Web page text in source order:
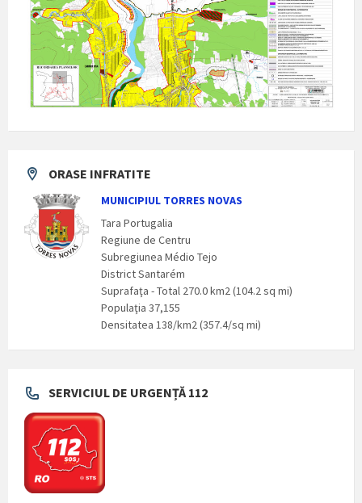
ORASE INFRATITE
MUNICIPIUL TORRES NOVAS
Tara Portugalia
Regiune de Centru
Subregiunea Médio Tejo
District Santarém
Suprafaţa - Total 270.0 km2 (104.2 sq mi)
Populaţia 37,155
Densitatea 138/km2 (357.4/sq mi)
SERVICIUL DE URGENȚĂ 112